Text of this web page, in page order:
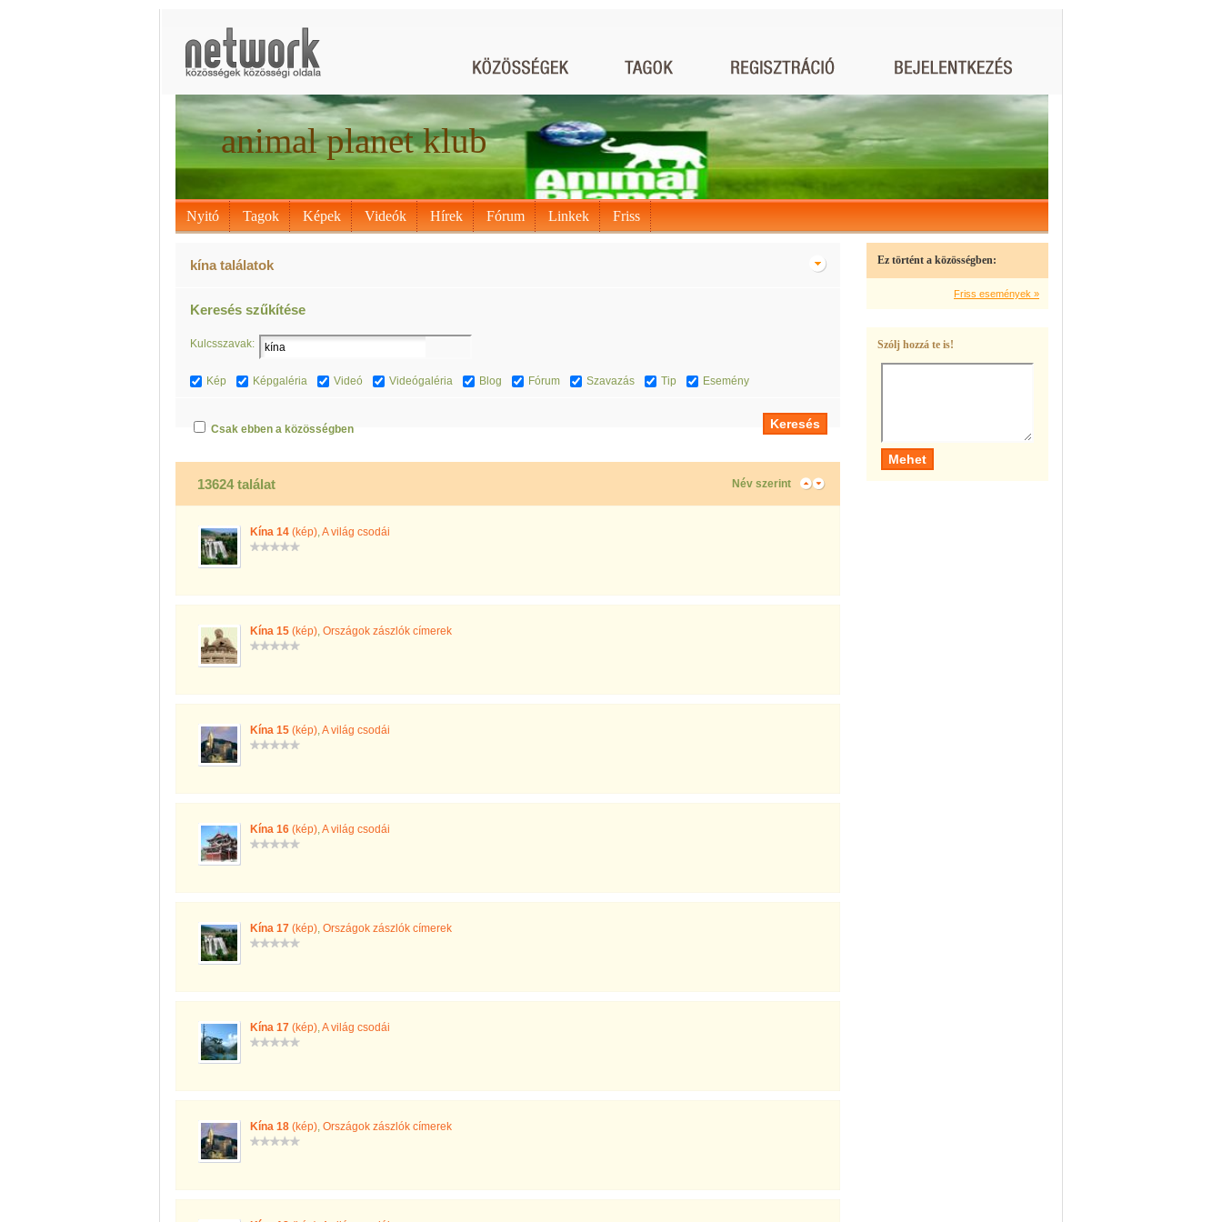
animal planet klub
Nyitó Tagok Képek Videók Hírek Fórum Linkek Friss
kína találatok
Keresés szűkítése
Kulcsszavak:
Kép Képgaléria Videó Videógaléria Blog Fórum Szavazás Tip Esemény
Csak ebben a közösségben
13624 találat Név szerint
Kína 14 (kép),A világ csodái
Kína 15 (kép), Országok zászlók címerek
Kína 15 (kép),A világ csodái
Kína 16 (kép),A világ csodái
Kína 17 (kép), Országok zászlók címerek
Kína 17 (kép),A világ csodái
Kína 18 (kép), Országok zászlók címerek
Ez történt a közösségben:
Friss események »
Szólj hozzá te is!